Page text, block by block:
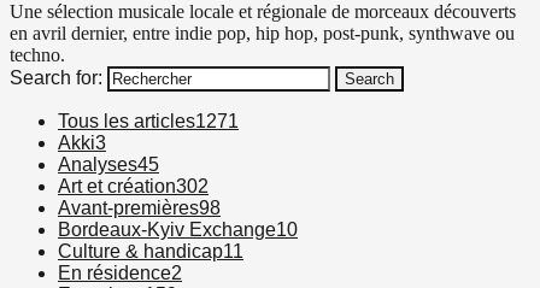
Une sélection musicale locale et régionale de morceaux découverts
en avril dernier, entre indie pop, hip hop, post-punk, synthwave ou
techno.
Search for:
Search
Tous les articles1271
Akki3
Analyses45
Art et création302
Avant-premières98
Bordeaux-Kyiv Exchange10
Culture & handicap11
En résidence2